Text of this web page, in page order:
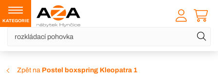
KATEGORIE
Zpět na Postel boxspring Kleopatra 1